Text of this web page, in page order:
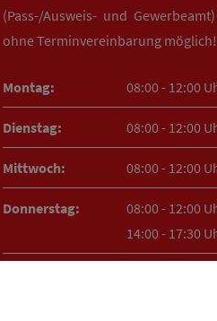
(Pass-/Ausweis- und
ohne Terminvereinbarung möglich!
Montag: 08:00 - 12:00
Dienstag: 08:00 - 12:00
Mittwoch: 08:00 - 12:00
Donnerstag:
08:00 - 12:00
14:00 - 17:30